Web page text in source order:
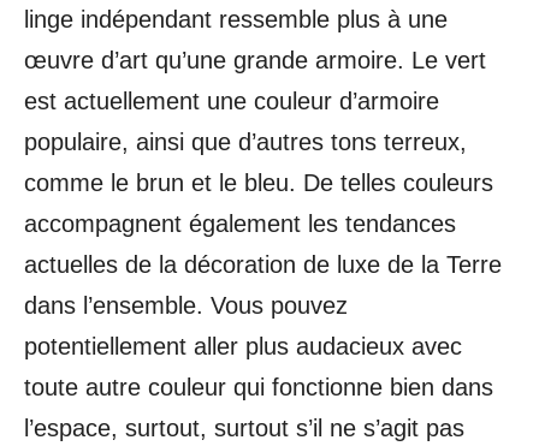
linge indépendant ressemble plus à une
œuvre d’art qu’une grande armoire. Le vert
est actuellement une couleur d’armoire
populaire, ainsi que d’autres tons terreux,
comme le brun et le bleu. De telles couleurs
accompagnent également les tendances
actuelles de la décoration de luxe de la Terre
dans l’ensemble. Vous pouvez
potentiellement aller plus audacieux avec
toute autre couleur qui fonctionne bien dans
l’espace, surtout, surtout s’il ne s’agit pas